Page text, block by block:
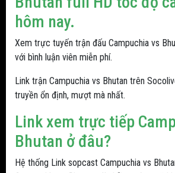
hôm nay.
Xem trực tuyến trận đấu Campuchia vs
với bình luận viên miễn phí.
Link trận Campuchia vs Bhutan trên
truyền ổn định, mượt mà nhất.
Link xem trực tiếp
Bhutan ở đâu?
Hệ thống Link sopcast Campuchia vs